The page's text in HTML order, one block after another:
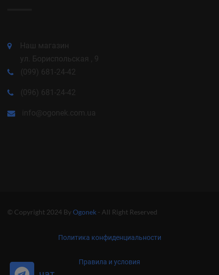
Наш магазин
ул. Бориспольская , 9
(099) 681-24-42
(096) 681-24-42
info@ogonek.com.ua
© Copyright 2024 ByOgonek - All Right Reserved
Политика конфиденциальности
Правила и условия